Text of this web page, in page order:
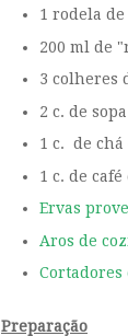
1 rodela de
200 ml de
3 colheres
2 c. de
1 c. de chá
1 c. de
Ervas
Aros de
Preparação